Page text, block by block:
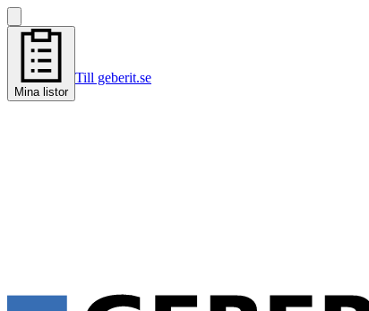
Mina listor
Till geberit.se